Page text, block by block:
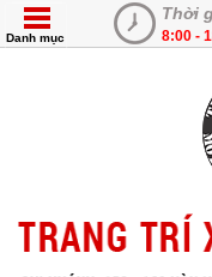
Thời
8:00 -
Danh mục